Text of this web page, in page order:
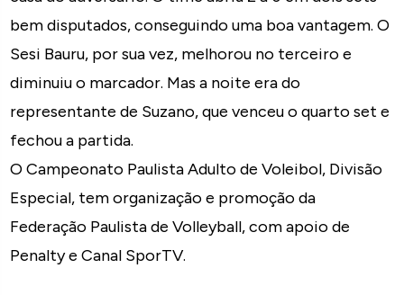
bem disputados, conseguindo uma boa vantagem. O
Sesi Bauru, por sua vez, melhorou no terceiro e
diminuiu o marcador. Mas a noite era do
representante de Suzano, que venceu o quarto set e
fechou a partida.
O Campeonato Paulista Adulto de Voleibol, Divisão
Especial, tem organização e promoção da
Federação Paulista de Volleyball, com apoio de
Penalty e Canal SporTV.